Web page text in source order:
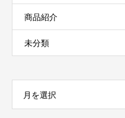
商品紹介
未分類
月を選択